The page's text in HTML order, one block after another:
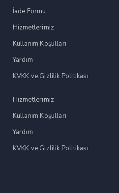
İade Formu
Hizmetlerimiz
Kullanım Koşulları
Yardım
KVKK ve Gizlilik Politikası
Hizmetlerimiz
Kullanım Koşulları
Yardım
KVKK ve Gizlilik Politikası